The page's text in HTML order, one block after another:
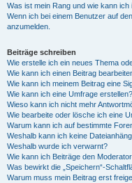
Was ist mein Rang und wie kann ich
Wenn ich bei einem Benutzer auf
anzumelden.
Beiträge schreiben
Wie erstelle ich ein neues Thema
Wie kann ich einen Beitrag
Wie kann ich meinem Beitrag eine
Wie kann ich eine Umfrage erstellen?
Wieso kann ich nicht mehr
Wie bearbeite oder lösche ich eine
Warum kann ich auf bestimmte
Weshalb kann ich keine
Weshalb wurde ich verwarnt?
Wie kann ich Beiträge den
Was bewirkt die „Speichern“-
Warum muss mein Beitrag erst